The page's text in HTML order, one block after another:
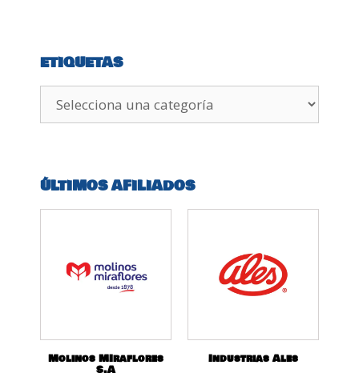
ETIQUETAS
ÚLTIMOS AFILIADOS
Molinos MIraflores
S.A
Industrias Ales